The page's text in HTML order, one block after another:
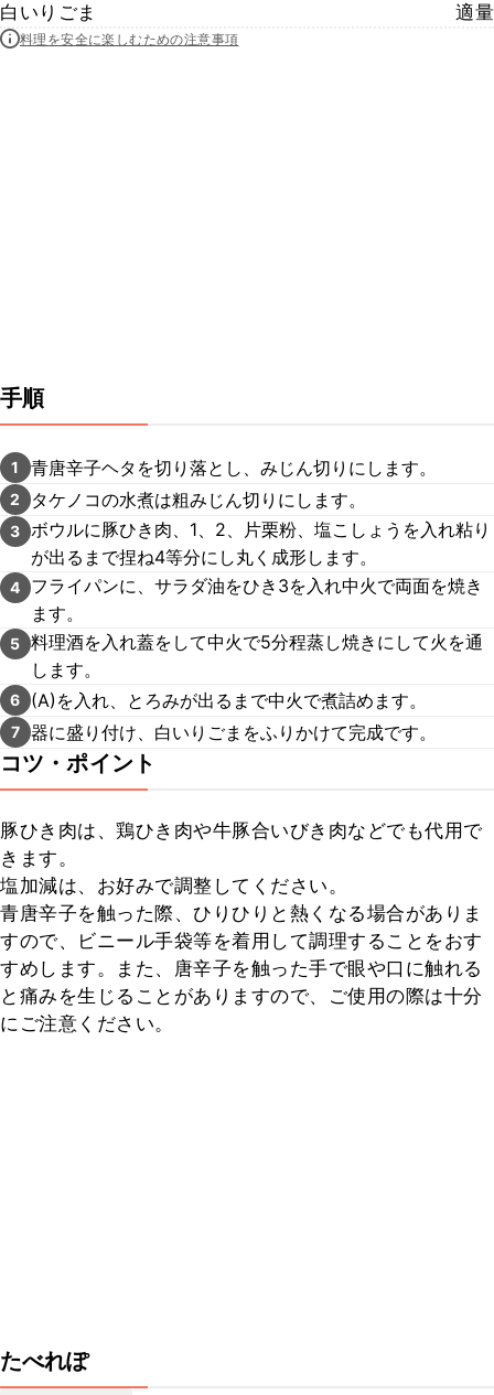
白いりごま
適量
料理を安全に楽しむための注意事項
手順
1 青唐辛子ヘタを切り落とし、みじん切りにします。
2 タケノコの水煮は粗みじん切りにします。
3 ボウルに豚ひき肉、1、2、片栗粉、塩こしょうを入れ粘り
が出るまで捏ね4等分にし丸く成形します。
4
フライパンに、サラダ油をひき3を入れ中火で両面を焼き
ます。
5 料理酒を入れ蓋をして中火で5分程蒸し焼きにして火を通
します。
6 (A)を入れ、とろみが出るまで中火で煮詰めます。
7 器に盛り付け、白いりごまをふりかけて完成です。
コツ・ポイント
豚ひき肉は、鶏ひき肉や牛豚合いびき肉などでも代用で
きます。
塩加減は、お好みで調整してください。
青唐辛子を触った際、ひりひりと熱くなる場合がありま
すので、ビニール手袋等を着用して調理することをおす
すめします。また、唐辛子を触った手で眼や口に触れる
と痛みを生じることがありますので、ご使用の際は十分
にご注意ください。
たべれぽ